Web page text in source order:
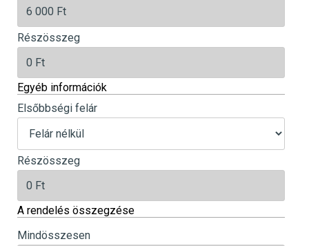
Részösszeg
Egyéb információk
Elsőbbségi felár
Részösszeg
A rendelés összegzése
Mindösszesen